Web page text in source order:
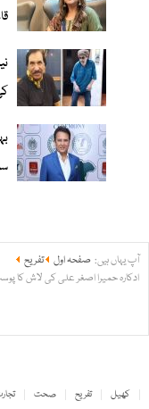
آپ یہاں ہیں: صفحہ اول
تفریح
ادکارہ حمیرا اصغر علی کی لاش کا
صحت تفریح کھیل